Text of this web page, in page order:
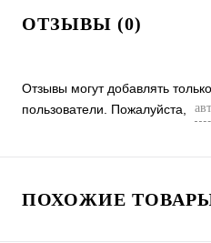
ОТЗЫВЫ (0)
Отзывы могут добавлять
пользователи. Пожалуйста,
ПОХОЖИЕ